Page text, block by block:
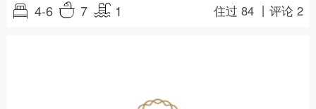
4-6 7 1 住过 84 丨评论 2